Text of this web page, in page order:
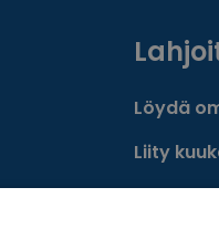
Löydä
Liity
Tee